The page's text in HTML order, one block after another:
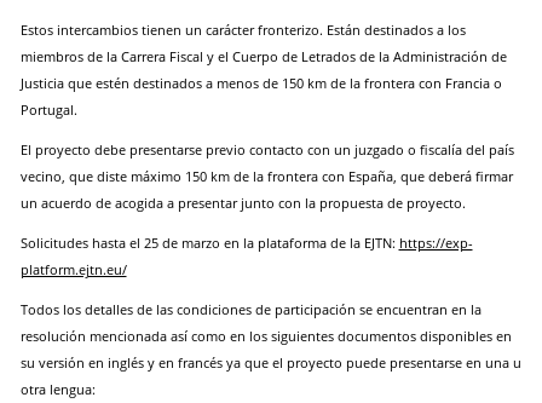
Estos intercambios tienen un carácter fronterizo. Están destinados a los
miembros de la Carrera Fiscal y el Cuerpo de Letrados de la Administración de
Justicia que estén destinados a menos de 150 km de la frontera con Francia o
Portugal.
El proyecto debe presentarse previo contacto con un juzgado o fiscalía del país
vecino, que diste máximo 150 km de la frontera con España, que deberá firmar
un acuerdo de acogida a presentar junto con la propuesta de proyecto.
Solicitudes hasta el 25 de marzo en la plataforma de la EJTN: https://exp-
platform.ejtn.eu/
Todos los detalles de las condiciones de participación se encuentran en la
resolución mencionada así como en los siguientes documentos disponibles en
su versión en inglés y en francés ya que el proyecto puede presentarse en una u
otra lengua: